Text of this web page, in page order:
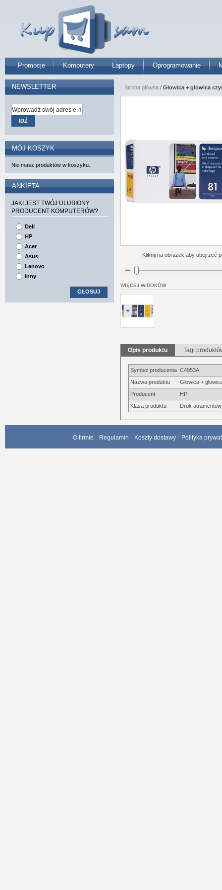
Promocje Komputery Laptopy Oprogramowanie
Strona główna / Głowica + głowica
Kliknij na obrazek aby obejrzeć
WIĘCEJ WIDOKÓW
Opis produktu Tagi
Symbol producenta C4953A
Nazwa produktu
Głowica +
Producent
HP
Klasa produktu
Druk
NEWSLETTER
IDŹ
MÓJ KOSZYK
Nie masz produktów w koszyku.
ANKIETA
JAKI JEST TWÓJ ULUBIONY
PRODUCENT KOMPUTERÓW?
Dell
HP
Acer
Asus
Lenovo
inny
GŁOSUJ
O firmie Regulamin Koszty dostawy Polityka